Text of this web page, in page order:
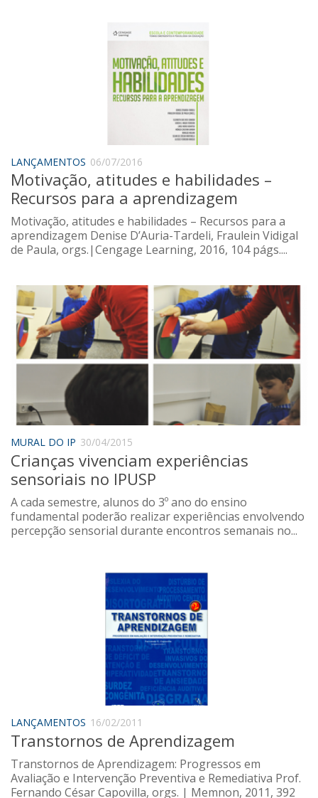
LANÇAMENTOS 06/07/2016
Motivação, atitudes e habilidades –
Recursos para a aprendizagem
Motivação, atitudes e habilidades – Recursos para a
aprendizagem Denise D’Auria-Tardeli, Fraulein Vidigal
de Paula, orgs.|Cengage Learning, 2016, 104 págs....
MURAL DO IP 30/04/2015
Crianças vivenciam experiências
sensoriais no IPUSP
A cada semestre, alunos do 3º ano do ensino
fundamental poderão realizar experiências envolvendo
percepção sensorial durante encontros semanais no...
LANÇAMENTOS 16/02/2011
Transtornos de Aprendizagem
Transtornos de Aprendizagem: Progressos em
Avaliação e Intervenção Preventiva e Remediativa Prof.
Fernando César Capovilla, orgs. | Memnon, 2011, 392